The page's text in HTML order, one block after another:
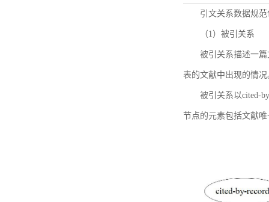
引文关系数据规
（1）被引关系
被引关系描述一
表的文献中出现的情况
被引关系以cited-
节点的元素包括文献